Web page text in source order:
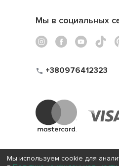
Мы в социальных
+380976412323
Мы используем cookie для